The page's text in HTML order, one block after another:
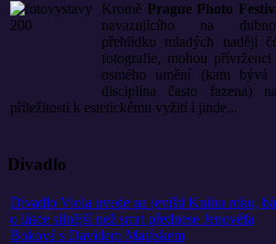
Kromě Prague Photo
navazujícího na
přehlídku mladých nadějí
fotografie, mohou přívrženci
osmého umění (kam bývá
disciplína často řazena)
příležitosti k estetickému vyžití i jinde...
Divadlo
Divadlo Viola uvede na jevišti Knihu roku,
o lásce silnější než smrt přednese Jenovéfa
Boková s Davidem Matáskem